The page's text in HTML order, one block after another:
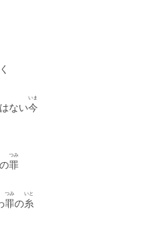
く
ない今
いま
の罪
つみ
罪
つみ
の糸
いと